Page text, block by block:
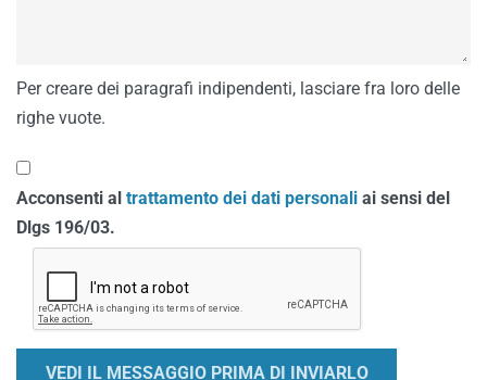
Per creare dei paragrafi indipendenti, lasciare fra loro delle
righe vuote.
Acconsenti al trattamento dei dati personali ai sensi del
Dlgs 196/03.